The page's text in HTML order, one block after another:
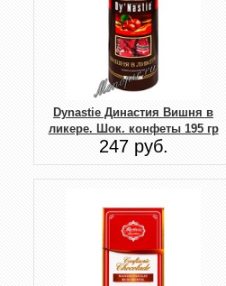
Dynastie Династия Вишня в
ликере. Шок. конфеты 195 гр
247 руб.